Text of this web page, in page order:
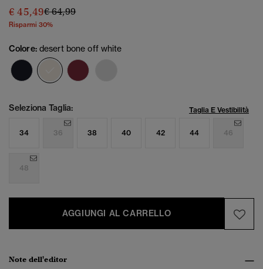
€ 45,49Prezzo ridotto da
€ 64,99a
Risparmi 30%
Colore: desert bone off white
selezionato
Seleziona Taglia: Taglia E Vestibilità
34 36 38 40 42 44 46
48
AGGIUNGI AL CARRELLO
Note dell'editor